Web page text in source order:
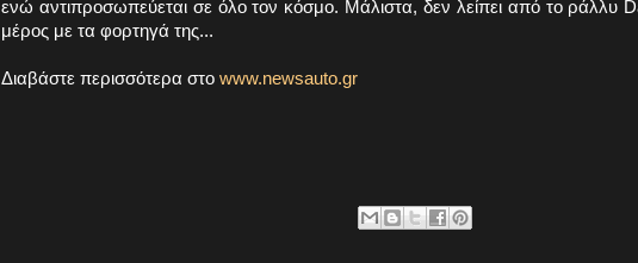
ενώ αντιπροσωπεύεται σε όλο τον κόσμο. Μάλιστα, δεν λείπει από τo ράλλυ
μέρος με τα φορτηγά της...
Διαβάστε περισσότερα στο www.newsauto.gr